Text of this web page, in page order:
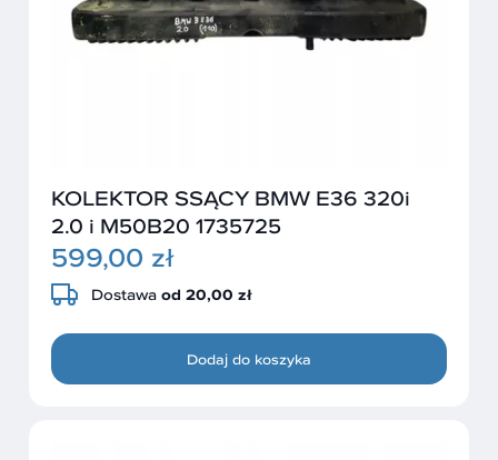
KOLEKTOR SSĄCY BMW E36 320i
2.0 i M50B20 1735725
599,00 zł
Dostawa od 20,00 zł
Dodaj do koszyka